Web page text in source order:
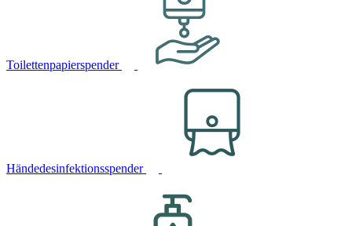
Toilettenpapierspender
Händedesinfektionsspender